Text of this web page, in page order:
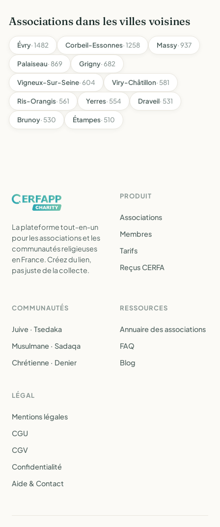
Associations dans les villes voisines
Évry· 1482 Corbeil-Essonnes· 1258 Massy· 937
Palaiseau· 869 Grigny· 682
Vigneux-Sur-Seine· 604 Viry-Châtillon· 581
Ris-Orangis· 561 Yerres· 554 Draveil· 531
Brunoy· 530 Étampes· 510
La plateforme tout-en-un
pour les associations et les
communautés religieuses
en France. Créez du lien,
pas juste de la collecte.
PRODUIT
Associations
Membres
Tarifs
Reçus CERFA
COMMUNAUTÉS
Juive · Tsedaka
Musulmane · Sadaqa
Chrétienne · Denier
RESSOURCES
Annuaire des associations
FAQ
Blog
LÉGAL
Mentions légales
CGU
CGV
Confidentialité
Aide & Contact